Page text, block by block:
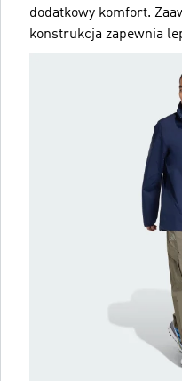
dodatkowy komfort.
konstrukcja zapewnia